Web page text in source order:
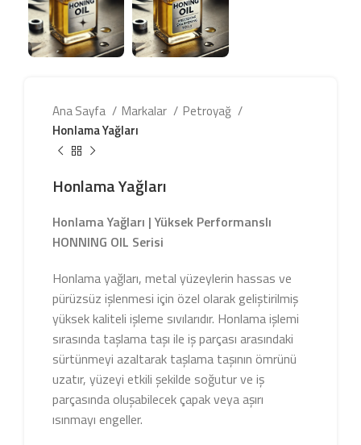
Ana Sayfa Markalar
Petroyağ
Honlama Yağları
Honlama Yağları
Honlama Yağları | Yüksek Performanslı
HONNING OIL Serisi
Honlama yağları, metal yüzeylerin hassas ve
pürüzsüz işlenmesi için özel olarak geliştirilmiş
yüksek kaliteli işleme sıvılarıdır. Honlama işlemi
sırasında taşlama taşı ile iş parçası arasındaki
sürtünmeyi azaltarak taşlama taşının ömrünü
uzatır, yüzeyi etkili şekilde soğutur ve iş
parçasında oluşabilecek çapak veya aşırı
ısınmayı engeller.